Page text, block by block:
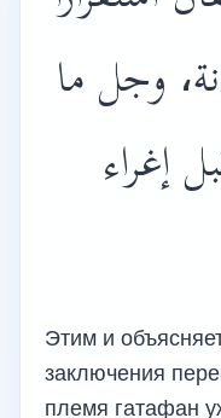
وجل ما
إغراء
Этим и
заключения
племя гатафан